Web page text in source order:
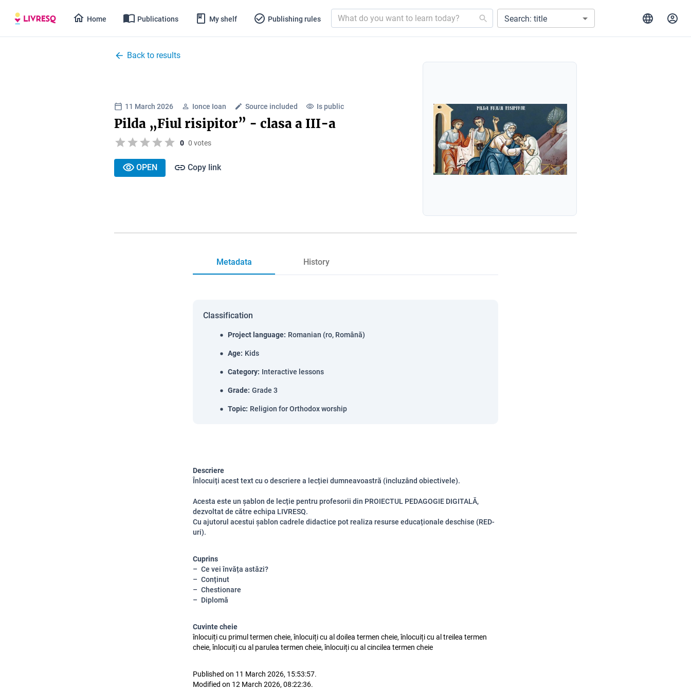
Home Publications My shelf Publishing rules Search: title
Back to results
11 March 2026 Ionce Ioan Source included Is public
Pilda „Fiul risipitor” - clasa a III-a
0 0 votes
OPEN Copy link
Metadata History
Classification
Project language: Romanian (ro, Română)
Age: Kids
Category: Interactive lessons
Grade: Grade 3
Topic: Religion for Orthodox worship
Descriere
Înlocuiți acest text cu o descriere a lecției dumneavoastră (incluzând obiectivele).
Acesta este un șablon de lecție pentru profesorii din PROIECTUL PEDAGOGIE DIGITALĂ,
dezvoltat de către echipa LIVRESQ.
Cu ajutorul acestui șablon cadrele didactice pot realiza resurse educaționale deschise (RED-
uri).
Cuprins
Ce vei învăța astăzi?
Conținut
Chestionare
Diplomă
Cuvinte cheie
înlocuiți cu primul termen cheie, înlocuiți cu al doilea termen cheie, înlocuiți cu al treilea termen
cheie, înlocuiți cu al parulea termen cheie, înlocuiți cu al cincilea termen cheie
Published on 11 March 2026, 15:53:57.
Modified on 12 March 2026, 08:22:36.